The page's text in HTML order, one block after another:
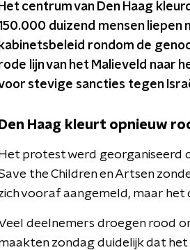
Het centrum van Den Haag
duizend mensen
kabinetsbeleid rondom de
lijn van het Malieveld naar
stevige sancties tegen
Den Haag kleurt opnieuw
Het protest werd georganiseerd
the Children en Artsen
vooraf aangemeld, maar
deelnemers droegen rood
zondag duidelijk dat